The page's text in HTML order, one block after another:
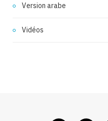
Version arabe
Vidéos